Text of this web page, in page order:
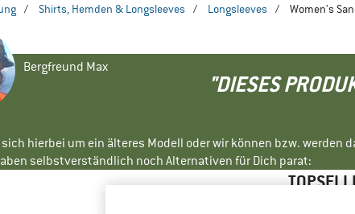
/ Shirts, Hemden & Longsleeves / Longsleeves / Women's
Bergfreund Max
"DIESES
hierbei um ein älteres Modell oder wir können bzw.
selbstverständlich noch Alternativen für Dich parat: